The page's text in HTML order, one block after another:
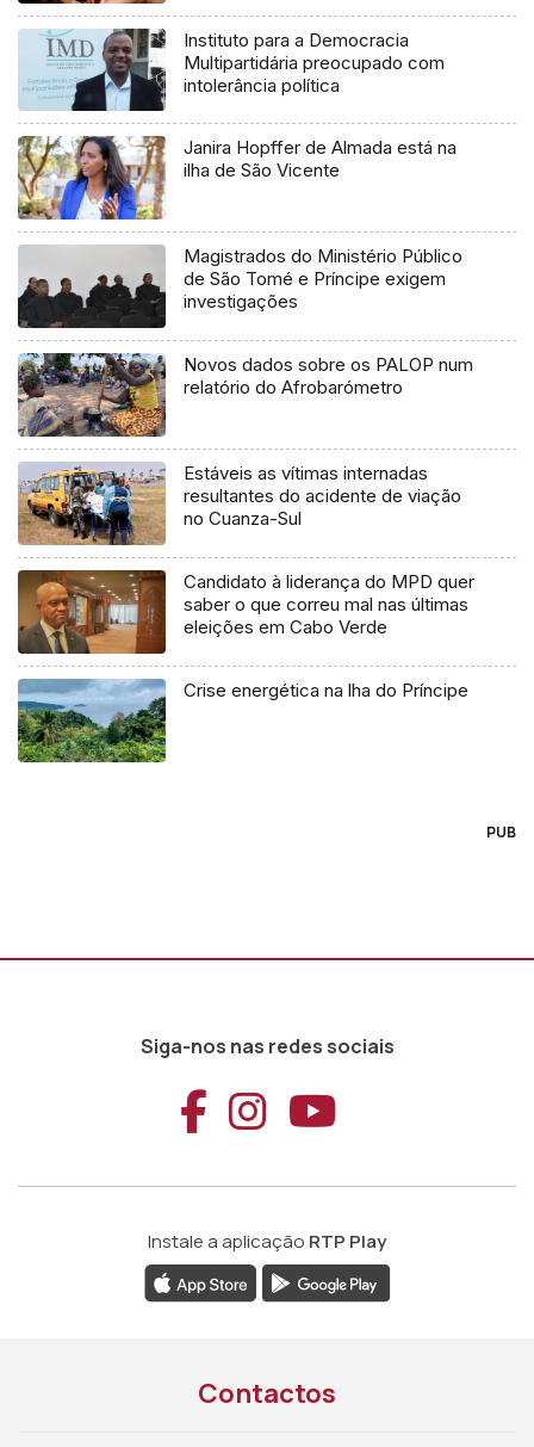
Instituto para a Democracia
Multipartidária preocupado com
intolerância política
Janira Hopffer de Almada está na
ilha de São Vicente
Magistrados do Ministério Público
de São Tomé e Príncipe exigem
investigações
Novos dados sobre os PALOP num
relatório do Afrobarómetro
Estáveis as vítimas internadas
resultantes do acidente de viação
no Cuanza-Sul
Candidato à liderança do MPD quer
saber o que correu mal nas últimas
eleições em Cabo Verde
Crise energética na lha do Príncipe
PUB
Siga-nos nas redes sociais
Aceder ao
Aceder ao
Aceder
Instale a aplicação RTP Play
Contactos